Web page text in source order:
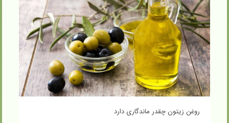
روغن زیتون چقدر ماندگاری دارد